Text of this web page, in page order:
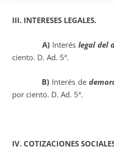
III. INTERESES LEGALES.
A) Interés legal del
ciento. D. Ad. 5ª.
B) Interés de
por ciento. D. Ad. 5ª.
IV. COTIZACIONES